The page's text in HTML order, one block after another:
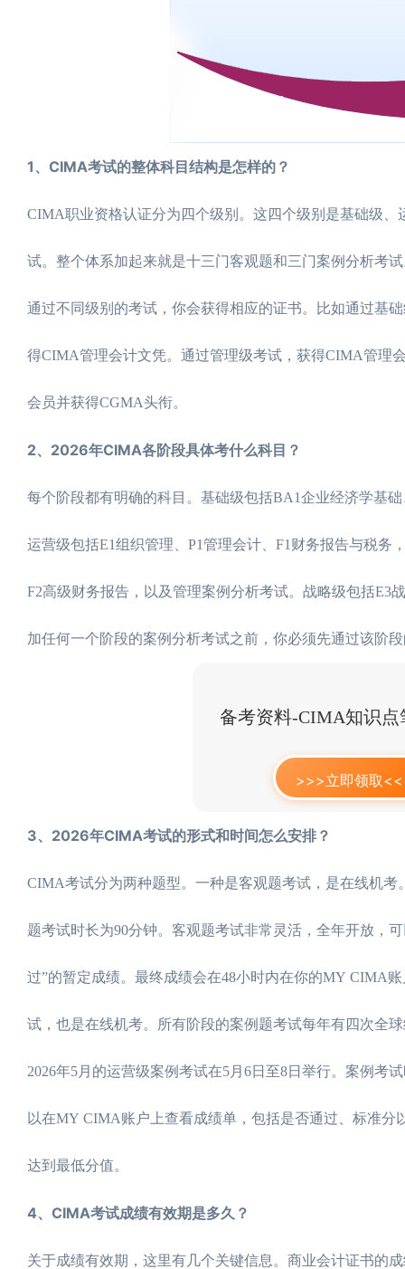
1、CIMA考试的整体科目结构是怎样的？
CIMA职业资格认证分为四个级别。这四个级别是基础级
试。整个体系加起来就是十三门客观题和三门案例分析考
通过不同级别的考试，你会获得相应的证书。比如通过基
得CIMA管理会计文凭。通过管理级考试，获得CIMA管理
会员并获得CGMA头衔。
2、2026年CIMA各阶段具体考什么科目？
每个阶段都有明确的科目。基础级包括BA1企业经济学基
运营级包括E1组织管理、P1管理会计、F1财务报告与税
F2高级财务报告，以及管理案例分析考试。战略级包括E3
加任何一个阶段的案例分析考试之前，你必须先通过该阶
备考资料-CIMA知识点
>>>立即领取
3、2026年CIMA考试的形式和时间怎么安排？
CIMA考试分为两种题型。一种是客观题考试，是在线机
题考试时长为90分钟。客观题考试非常灵活，全年开放，
过”的暂定成绩。最终成绩会在48小时内在你的MY CIMA
试，也是在线机考。所有阶段的案例题考试每年有四次全
2026年5月的运营级案例考试在5月6日至8日举行。案例考
以在MY CIMA账户上查看成绩单，包括是否通过、标准
达到最低分值。
4、CIMA考试成绩有效期是多久？
关于成绩有效期，这里有几个关键信息。商业会计证书的